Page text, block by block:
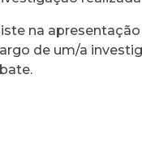
na
de um/a